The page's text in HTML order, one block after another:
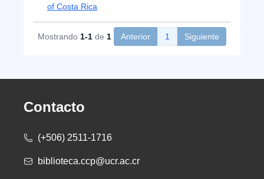
of Costa Rica
Mostrando 1-1 de 1 Anterior 1 Siguiente
Contacto
(+506) 2511-1716
biblioteca.ccp@ucr.ac.cr